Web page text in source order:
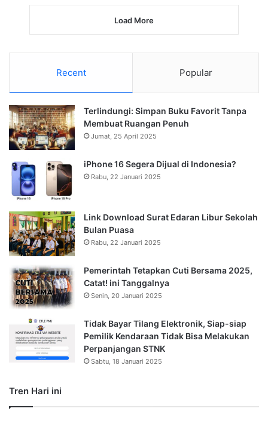
Load More
Recent Popular
Terlindungi: Simpan Buku Favorit Tanpa
Membuat Ruangan Penuh
Jumat, 25 April 2025
iPhone 16 Segera Dijual di Indonesia?
Rabu, 22 Januari 2025
Link Download Surat Edaran Libur Sekolah
Bulan Puasa
Rabu, 22 Januari 2025
Pemerintah Tetapkan Cuti Bersama 2025,
Catat! ini Tanggalnya
Senin, 20 Januari 2025
Tidak Bayar Tilang Elektronik, Siap-siap
Pemilik Kendaraan Tidak Bisa Melakukan
Perpanjangan STNK
Sabtu, 18 Januari 2025
Tren Hari ini